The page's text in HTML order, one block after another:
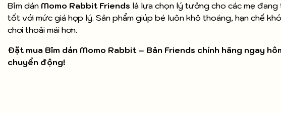
Bỉm dán Momo Rabbit Friends là lựa chọn lý tưởng cho các mẹ
tốt với mức giá hợp lý. Sản phẩm giúp bé luôn khô thoáng, hạn chế
chơi thoải mái hơn.
Đặt mua Bỉm dán Momo Rabbit – Bản Friends chính hãng ngay
chuyển động!